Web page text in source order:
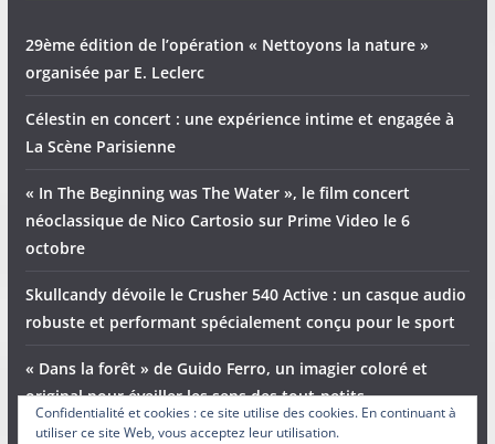
29ème édition de l’opération « Nettoyons la nature »
organisée par E. Leclerc
Célestin en concert : une expérience intime et engagée à
La Scène Parisienne
« In The Beginning was The Water », le film concert
néoclassique de Nico Cartosio sur Prime Video le 6
octobre
Skullcandy dévoile le Crusher 540 Active : un casque audio
robuste et performant spécialement conçu pour le sport
« Dans la forêt » de Guido Ferro, un imagier coloré et
original pour éveiller les sens des tout-petits
Confidentialité et cookies : ce site utilise des cookies. En continuant à
utiliser ce site Web, vous acceptez leur utilisation.